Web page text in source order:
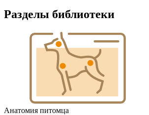
Разделы библиотеки
Анатомия питомца